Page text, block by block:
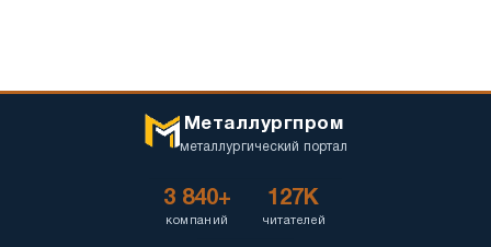
Металлургпром
металлургический портал
3 840+
компаний
127K
читателей